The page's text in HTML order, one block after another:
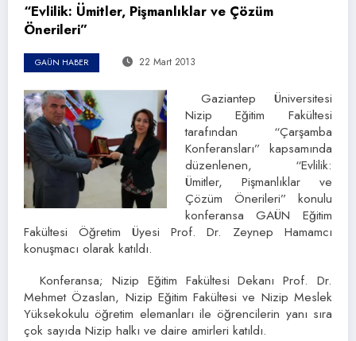
“Evlilik: Ümitler, Pişmanlıklar ve Çözüm
Önerileri”
GAÜN HABER 22 Mart 2013
Gaziantep Üniversitesi
Nizip Eğitim Fakültesi
tarafından “Çarşamba
Konferansları” kapsamında
düzenlenen, “Evlilik:
Ümitler, Pişmanlıklar ve
Çözüm Önerileri” konulu
konferansa GAÜN Eğitim
Fakültesi Öğretim Üyesi Prof. Dr. Zeynep Hamamcı
konuşmacı olarak katıldı.
Konferansa; Nizip Eğitim Fakültesi Dekanı Prof. Dr.
Mehmet Özaslan, Nizip Eğitim Fakültesi ve Nizip Meslek
Yüksekokulu öğretim elemanları ile öğrencilerin yanı sıra
çok sayıda Nizip halkı ve daire amirleri katıldı.